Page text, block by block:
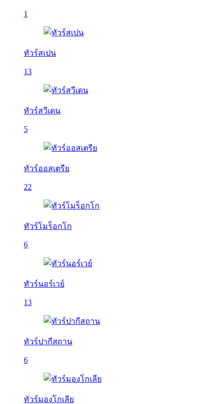
1
ทัวร์สเปน
13
ทัวร์สวีเดน
5
ทัวร์ออสเตรีย
22
ทัวร์โมร็อกโก
6
ทัวร์นอร์เวย์
13
ทัวร์ปากีสถาน
6
ทัวร์มองโกเลีย